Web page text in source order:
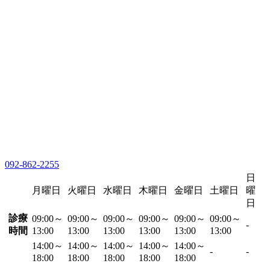
092-862-2255
月曜日 火曜日 水曜日 木曜日 金曜日 土曜日
日
曜
日
診療
時間
09:00～
13:00
09:00～
13:00
09:00～
13:00
09:00～
13:00
09:00～
13:00
09:00～
13:00
-
14:00～
18:00
14:00～
18:00
14:00～
18:00
14:00～
18:00
14:00～
18:00
- -